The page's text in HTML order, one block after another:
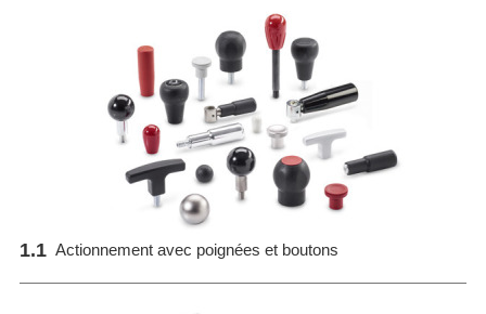
1.1 Actionnement avec poignées et boutons